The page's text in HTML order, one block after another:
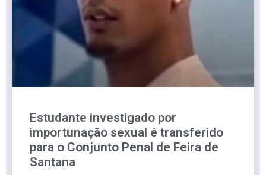
Estudante investigado por
importunação sexual é transferido
para o Conjunto Penal de Feira de
Santana